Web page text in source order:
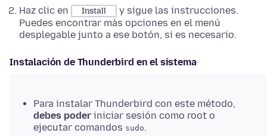
Haz clic en
Install
y sigue las instrucciones.
Puedes encontrar más opciones en el menú
desplegable junto a ese botón, si es necesario.
Instalación de Thunderbird en el sistema
Para instalar Thunderbird con este método,
debes poder iniciar sesión como root o
ejecutar comandos sudo.